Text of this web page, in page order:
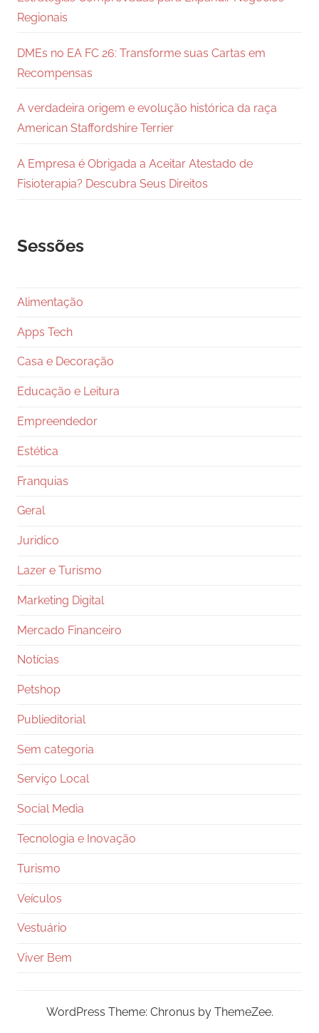
Regionais
DMEs no EA FC 26: Transforme suas Cartas em
Recompensas
A verdadeira origem e evolução histórica da raça
American Staffordshire Terrier
A Empresa é Obrigada a Aceitar Atestado de
Fisioterapia? Descubra Seus Direitos
Sessões
Alimentação
Apps Tech
Casa e Decoração
Educação e Leitura
Empreendedor
Estética
Franquias
Geral
Juridico
Lazer e Turismo
Marketing Digital
Mercado Financeiro
Notícias
Petshop
Publieditorial
Sem categoria
Serviço Local
Social Media
Tecnologia e Inovação
Turismo
Veículos
Vestuário
Viver Bem
WordPress Theme: Chronus by ThemeZee.